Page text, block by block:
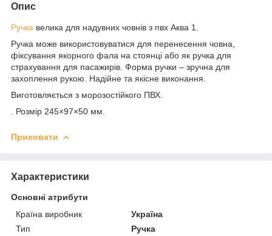
Опис
Ручка велика для надувних човнів з пвх Аква 1.
Ручка може використовуватися для перенесення човна,
фіксування якорного фала на стоянці або як ручка для
страхування для пасажирів. Форма ручки – зручна для
захоплення рукою. Надійне та якісне виконання.
Виготовляється з морозостійкого ПВХ.
. Розмір 245×97×50 мм.
Приховати
Характеристики
Основні атрибути
Країна виробник
Україна
Тип
Ручка